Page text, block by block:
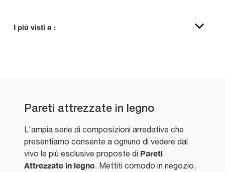
I più visti a :
Pareti attrezzate in legno
L'ampia serie di composizioni arredative che
presentiamo consente a ognuno di vedere dal
vivo le più esclusive proposte di Pareti
Attrezzate in legno. Mettiti comodo in negozio,